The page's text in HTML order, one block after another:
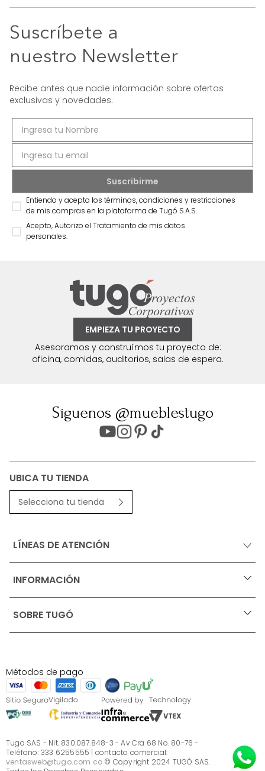
Suscríbete a
nuestro Newsletter
Recibe antes que nadie información sobre ofertas
exclusivas y novedades.
Entiendo y acepto los términos, condiciones y restricciones
de mis compras en la plataforma de Tugó S.A.S.
Acepto, Autorizo el Tratamiento de mis datos
personales.
EMPIEZA TU PROYECTO
Asesoramos y construímos tu proyecto de:
oficina, comidas, auditorios, salas de espera.
Síguenos @mueblestugo
UBICA TU TIENDA
Selecciona tu tienda
LÍNEAS DE ATENCIÓN
INFORMACIÓN +
Ofertas vigentes
Términos, condiciones y restricciones para productos
S.A.S
Términos, condiciones y restricciones Tugó S.A.S
Instructivo cuidado de muebles
Sé parte de Tugó
¿Quiénes somos?
Servicio al cliente
SOBRE TUGÓ +
¿Quieres vender en Tugó?
Métodos de pago
Tugo SAS - Nit. 830.087.848-3 - Av Cra 68 No. 80-76 -
Teléfono: 333 6255555 | contacto comercial:
ventasweb@tugo.com.co © Copyright 2024 TUGÓ SAS.